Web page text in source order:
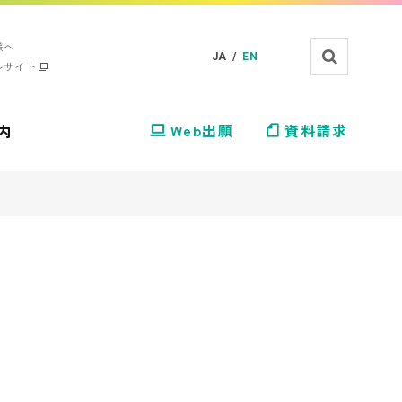
イト
JA / EN
Web出願 資料請求